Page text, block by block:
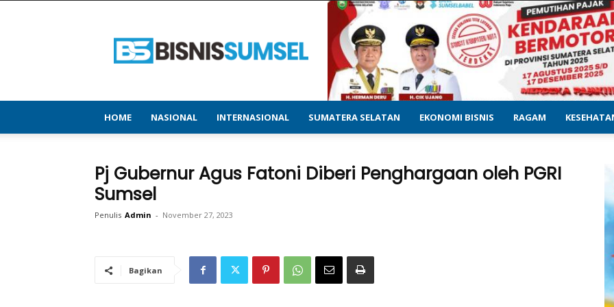
–
Menyajikan
&
Terupdate
HOME NASIONAL INTERNASIONAL SUMATERA SELATAN EKONOMI BISNIS RAGAM
Pj Gubernur Agus Fatoni Diberi Penghargaan oleh PGRI
Sumsel
Penulis Admin - November 27, 2023
Bagikan